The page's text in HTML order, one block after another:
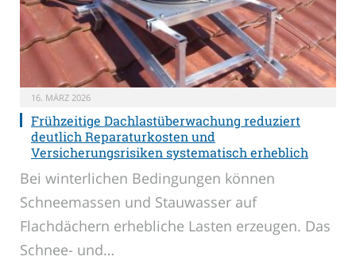
16. MÄRZ 2026
Frühzeitige Dachlastüberwachung reduziert
deutlich Reparaturkosten und
Versicherungsrisiken systematisch erheblich
Bei winterlichen Bedingungen können
Schneemassen und Stauwasser auf
Flachdächern erhebliche Lasten erzeugen. Das
Schnee- und…